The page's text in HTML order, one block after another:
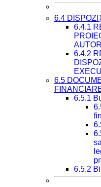
6.4
6.4.1
6.4.2
6.5
6.5.1
6.5.2